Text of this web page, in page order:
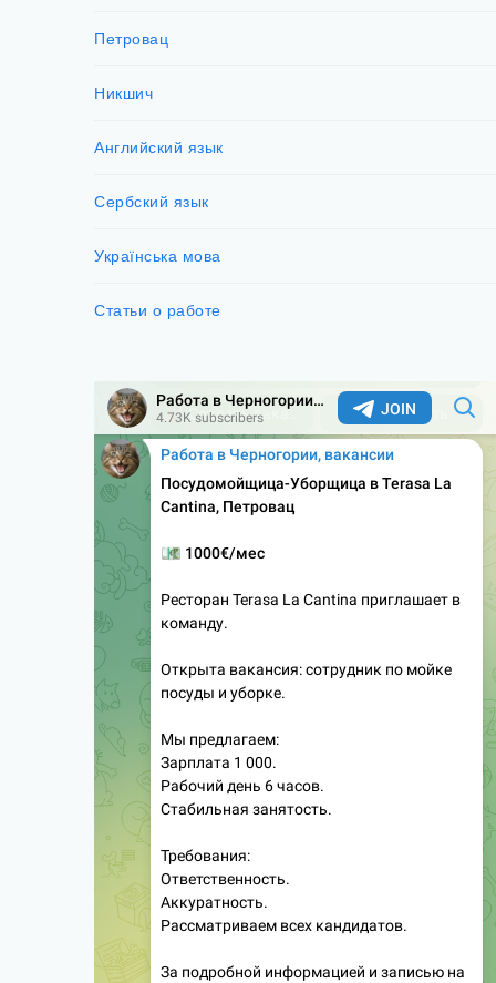
Петровац
Никшич
Английский язык
Сербский язык
Українська мова
Статьи о работе